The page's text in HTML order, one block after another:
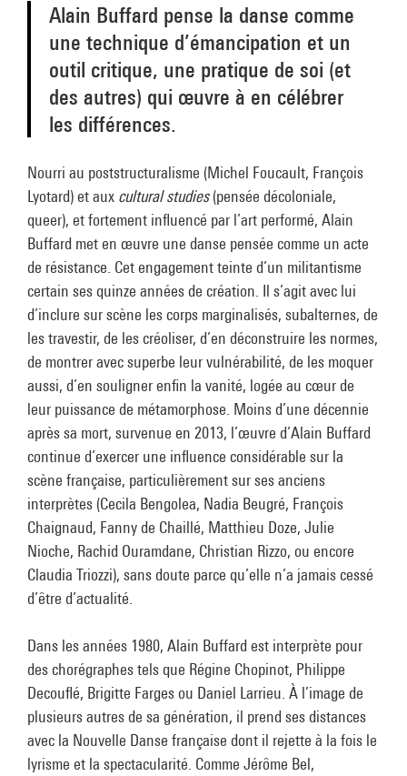
Alain Buffard pense la danse comme
une technique d’émancipation et un
outil critique, une pratique de soi (et
des autres) qui œuvre à en célébrer
les différences.
Nourri au poststructuralisme (Michel Foucault, François
Lyotard) et aux cultural studies(pensée décoloniale,
queer), et fortement influencé par l’art performé, Alain
Buffard met en œuvre une danse pensée comme un acte
de résistance. Cet engagement teinte d’un militantisme
certain ses quinze années de création. Il s’agit avec lui
d’inclure sur scène les corps marginalisés, subalternes, de
les travestir, de les créoliser, d’en déconstruire les normes,
de montrer avec superbe leur vulnérabilité, de les moquer
aussi, d’en souligner enfin la vanité, logée au cœur de
leur puissance de métamorphose. Moins d’une décennie
après sa mort, survenue en 2013, l’œuvre d’Alain Buffard
continue d’exercer une influence considérable sur la
scène française, particulièrement sur ses anciens
interprètes (Cecila Bengolea, Nadia Beugré, François
Chaignaud, Fanny de Chaillé, Matthieu Doze, Julie
Nioche, Rachid Ouramdane, Christian Rizzo, ou encore
Claudia Triozzi), sans doute parce qu’elle n’a jamais cessé
d’être d’actualité.
Dans les années 1980, Alain Buffard est interprète pour
des chorégraphes tels que Régine Chopinot, Philippe
Decouflé, Brigitte Farges ou Daniel Larrieu. À l’image de
plusieurs autres de sa génération, il prend ses distances
avec la Nouvelle Danse française dont il rejette à la fois le
lyrisme et la spectacularité. Comme Jérôme Bel,